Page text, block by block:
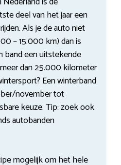
deel van het jaar een
Als je de auto niet
– 15.000 km) dan is
band een uitstekende
dan 25.000 kilometer
Een winterband
november tot
keuze. Tip: zoek ook
autobanden
mogelijk om het hele